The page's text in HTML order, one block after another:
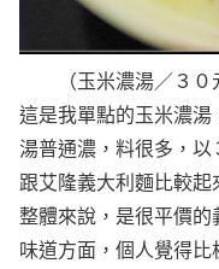
（玉米濃湯／３０
這是我單點的玉米濃湯
湯普通濃，料很多，以
跟艾隆義大利麵比較起
整體來說，是很平價的
味道方面，個人覺得比